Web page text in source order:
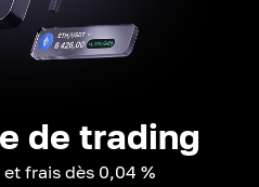
de trading
frais dès 0,04 %